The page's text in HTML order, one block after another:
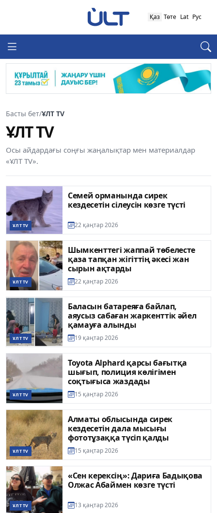
Қаз Төте Lat Рус
Басты бет/ҰЛТ TV
ҰЛТ TV
Осы айдардағы соңғы жаңалықтар мен материалдар
«ҰЛТ TV».
ҰЛТ TV
Семей орманында сирек
кездесетін сілеусін көзге түсті
22 қаңтар 2026
ҰЛТ TV
Шымкенттегі жаппай төбелесте
қаза тапқан жігіттің әкесі жан
сырын ақтарды
22 қаңтар 2026
ҰЛТ TV
Баласын батареяға байлап,
аяусыз сабаған жаркенттік әйел
қамауға алынды
19 қаңтар 2026
ҰЛТ TV
Toyota Alphard қарсы бағытқа
шығып, полиция көлігімен
соқтығыса жаздады
15 қаңтар 2026
ҰЛТ TV
Алматы облысында cирек
кездесетін дала мысығы
фототұзаққа түсіп қалды
15 қаңтар 2026
ҰЛТ TV
«Сен керексің»: Дариға Бадықова
Олжас Абаймен көзге түсті
13 қаңтар 2026